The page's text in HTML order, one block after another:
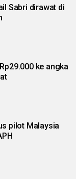
Sabri dirawat di
ke angka
pilot Malaysia